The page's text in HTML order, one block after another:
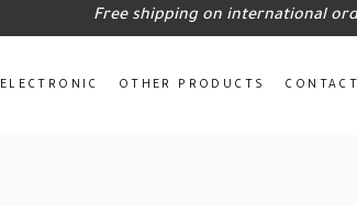
Free shipping on international
ELECTRONIC OTHER PRODUCTS CONTACT